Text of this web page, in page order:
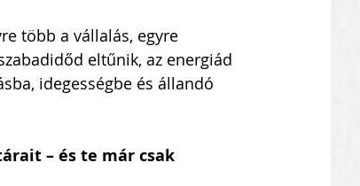
több a vállalás, egyre
eltűnik, az energiád
idegességbe és állandó
– és te már csak